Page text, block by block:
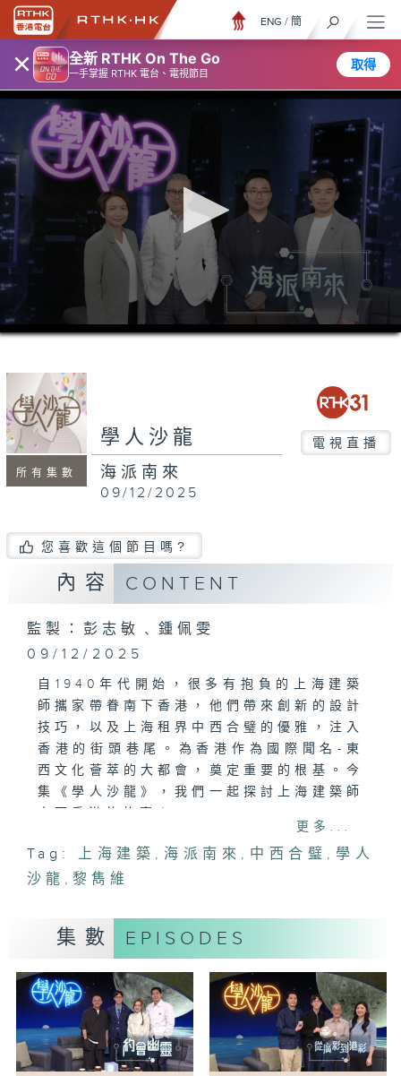
× 全新 RTHK On The Go
一手掌握 RTHK 電台、電視節目
取得
ENG / 簡
0
seconds
minutes,
seconds
所有集數
學人沙龍 電視直播
海派南來
09/12/2025
您喜歡這個節目嗎?
內容 CONTENT
監製：彭志敏﹑鍾佩雯
09/12/2025
自1940年代開始，很多有抱負的上海建築
師攜家帶眷南下香港，他們帶來創新的設計
技巧，以及上海租界中西合璧的優雅，注入
香港的街頭巷尾。為香港作為國際聞名-東
西文化薈萃的大都會，奠定重要的根基。今
集《學人沙龍》，我們一起探討上海建築師
主持：
潘浩倫(建築師)
黎雋維(英國註冊建築師)
郭美珩(香港綠色建築議會董事)
#上海建築#海派南來#中西合璧#學人沙龍
#黎雋維
更多...
Tag: 上海建築 , 海派南來 , 中西合璧 , 學人
沙龍 ,黎雋維
集數 EPISODES